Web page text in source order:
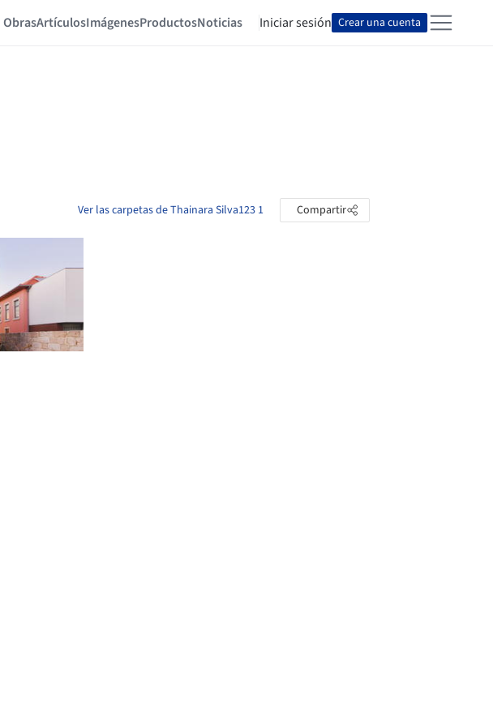
ObrasArtículosImágenesProductosNoticias Iniciar sesión Crear una cuenta
Ver las carpetas de Thainara Silva123 1 Compartir